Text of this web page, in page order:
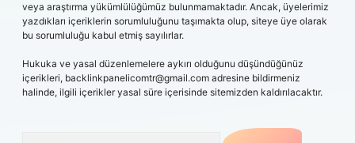
veya araştırma yükümlülüğümüz bulunmamaktadır. Ancak, üyelerimiz
yazdıkları içeriklerin sorumluluğunu taşımakta olup, siteye üye olarak
bu sorumluluğu kabul etmiş sayılırlar.
Hukuka ve yasal düzenlemelere aykırı olduğunu düşündüğünüz
içerikleri, backlinkpanelicomtr@gmail.com adresine bildirmeniz
halinde, ilgili içerikler yasal süre içerisinde sitemizden kaldırılacaktır.